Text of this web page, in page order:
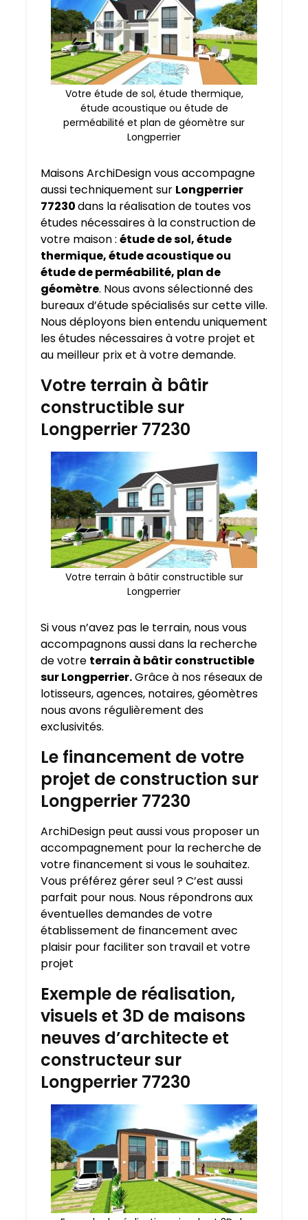
Votre étude de sol, étude thermique,
étude acoustique ou étude de
perméabilité et plan de géomètre sur
Longperrier
Maisons ArchiDesign vous accompagne
aussi techniquement sur Longperrier
77230dans la réalisation de toutes vos
études nécessaires à la construction de
votre maison : étude de sol, étude
thermique, étude acoustique ou
étude de perméabilité, plan de
géomètre. Nous avons sélectionné des
bureaux d’étude spécialisés sur cette ville.
Nous déployons bien entendu uniquement
les études nécessaires à votre projet et
au meilleur prix et à votre demande.
Votre terrain à bâtir
constructible sur
Longperrier 77230
Votre terrain à bâtir constructible sur
Longperrier
Si vous n’avez pas le terrain, nous vous
accompagnons aussi dans la recherche
de votre terrain à bâtir constructible
sur Longperrier.Grâce à nos réseaux de
lotisseurs, agences, notaires, géomètres
nous avons régulièrement des
exclusivités.
Le financement de votre
projet de construction sur
Longperrier 77230
ArchiDesign peut aussi vous proposer un
accompagnement pour la recherche de
votre financement si vous le souhaitez.
Vous préférez gérer seul ? C’est aussi
parfait pour nous. Nous répondrons aux
éventuelles demandes de votre
établissement de financement avec
plaisir pour faciliter son travail et votre
projet
Exemple de réalisation,
visuels et 3D de maisons
neuves d’architecte et
constructeur sur
Longperrier 77230